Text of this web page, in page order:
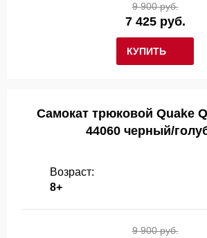
КУПИТЬ
9 900 руб.
7 425 руб.
Самокат трюковой Quake
44060 черный/
Возраст:
8+
9 900 руб.